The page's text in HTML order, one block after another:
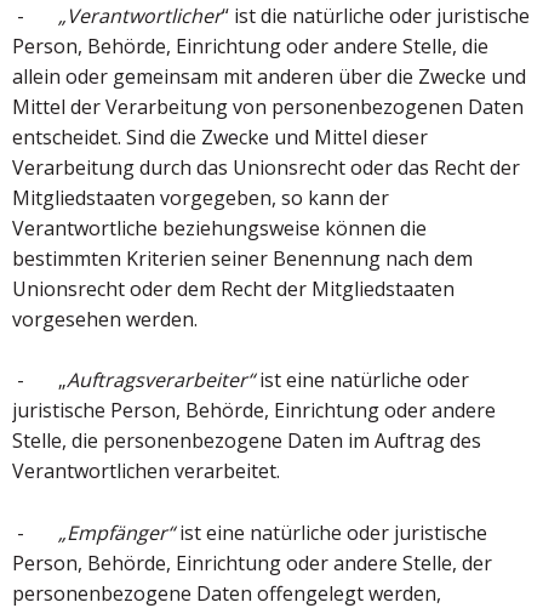
- „Verantwortlicher“ ist die natürliche oder juristische
Person, Behörde, Einrichtung oder andere Stelle, die
allein oder gemeinsam mit anderen über die Zwecke und
Mittel der Verarbeitung von personenbezogenen Daten
entscheidet. Sind die Zwecke und Mittel dieser
Verarbeitung durch das Unionsrecht oder das Recht der
Mitgliedstaaten vorgegeben, so kann der
Verantwortliche beziehungsweise können die
bestimmten Kriterien seiner Benennung nach dem
Unionsrecht oder dem Recht der Mitgliedstaaten
vorgesehen werden.
- „Auftragsverarbeiter“ist eine natürliche oder
juristische Person, Behörde, Einrichtung oder andere
Stelle, die personenbezogene Daten im Auftrag des
Verantwortlichen verarbeitet.
- „Empfänger“ist eine natürliche oder juristische
Person, Behörde, Einrichtung oder andere Stelle, der
personenbezogene Daten offengelegt werden,